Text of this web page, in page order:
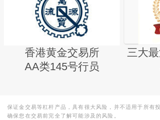
香港黄金交易所
AA类145号行员
三大
保证金交易等杠杆产品，具有很大风险，并不适用于所有
确保您在交易前完全了解可能涉及的风险。